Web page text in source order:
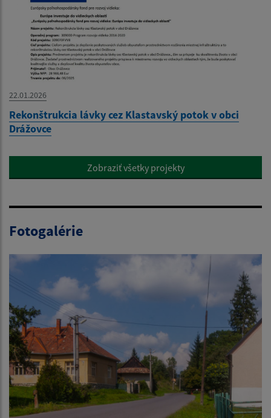
22.01.2026
Rekonštrukcia lávky cez Klastavský potok v obci
Drážovce
Zobraziť všetky projekty
Fotogalérie